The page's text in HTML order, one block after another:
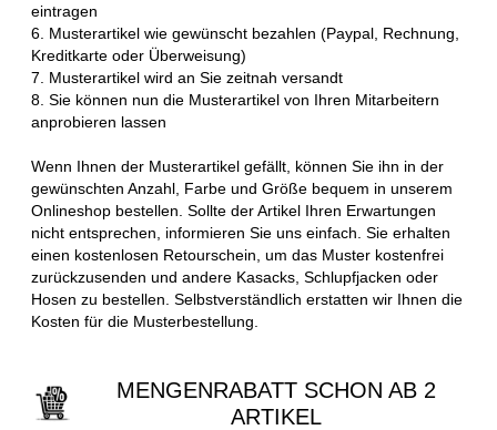
eintragen
6. Musterartikel wie gewünscht bezahlen (Paypal, Rechnung,
Kreditkarte oder Überweisung)
7. Musterartikel wird an Sie zeitnah versandt
8. Sie können nun die Musterartikel von Ihren Mitarbeitern
anprobieren lassen
Wenn Ihnen der Musterartikel gefällt, können Sie ihn in der
gewünschten Anzahl, Farbe und Größe bequem in unserem
Onlineshop bestellen. Sollte der Artikel Ihren Erwartungen
nicht entsprechen, informieren Sie uns einfach. Sie erhalten
einen kostenlosen Retourschein, um das Muster kostenfrei
zurückzusenden und andere Kasacks, Schlupfjacken oder
Hosen zu bestellen. Selbstverständlich erstatten wir Ihnen die
Kosten für die Musterbestellung.
MENGENRABATT SCHON AB 2
ARTIKEL